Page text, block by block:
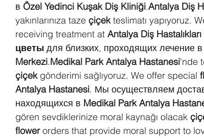
в Özel Yedinci Kuşak Diş Kliniği.Antalya Diş
yakınlarınıza taze çiçek teslimatı yapıyoruz.
receiving treatment at Antalya Diş
цветы для близких, проходящих лечение в
Merkezi.Medikal Park Antalya Hastanesi'nde
çiçek gönderimi sağlıyoruz. We offer special
Antalya Hastanesi. Мы осуществляем
находящихся в Medikal Park Antalya
gören sevdiklerinize moral kaynağı olacak
flower orders that provide moral support to